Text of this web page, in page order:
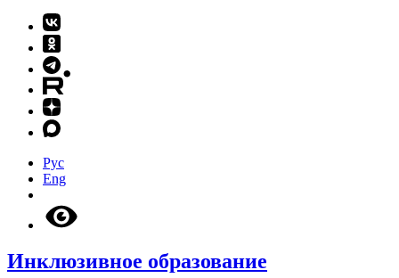
Рус
Eng
Инклюзивное образование